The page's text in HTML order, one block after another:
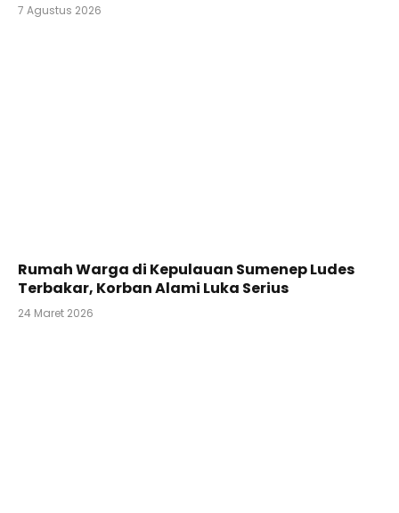
7 Agustus 2026
Rumah Warga di Kepulauan Sumenep Ludes
Terbakar, Korban Alami Luka Serius
24 Maret 2026